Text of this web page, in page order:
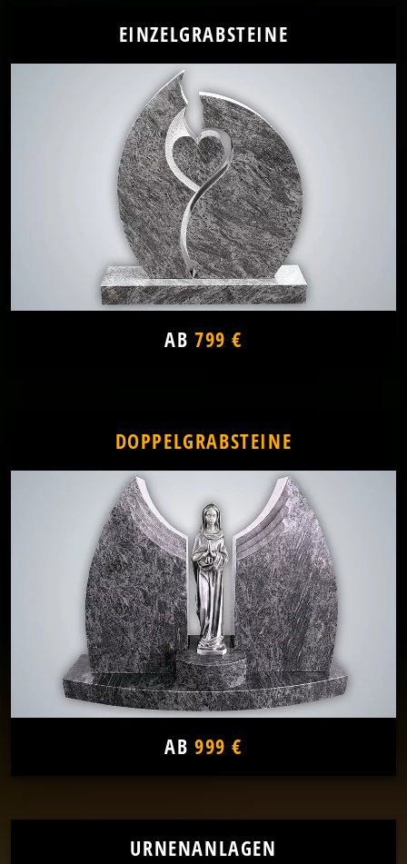
EINZELGRABSTEINE
AB 799 €
DOPPELGRABSTEINE
AB 999 €
URNENANLAGEN